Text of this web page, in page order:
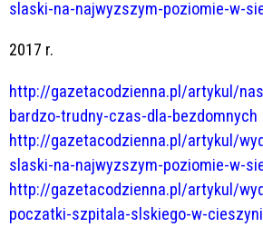
slaski-na-najwyzszym-poziomie-w-
2017 r.
http://gazetacodzienna.pl/artykul/
bardzo-trudny-czas-dla-bezdomnych
http://gazetacodzienna.pl/artykul/
slaski-na-najwyzszym-poziomie-w-
http://gazetacodzienna.pl/artykul/
poczatki-szpitala-slskiego-w-